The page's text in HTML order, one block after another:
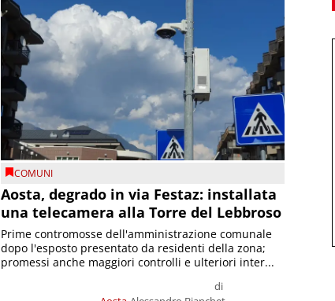
COMUNI
Aosta, degrado in via Festaz: installata
una telecamera alla Torre del Lebbroso
di
Prime contromosse dell'amministrazione comunale
dopo l'esposto presentato da residenti della zona;
promessi anche maggiori controlli e ulteriori inter...